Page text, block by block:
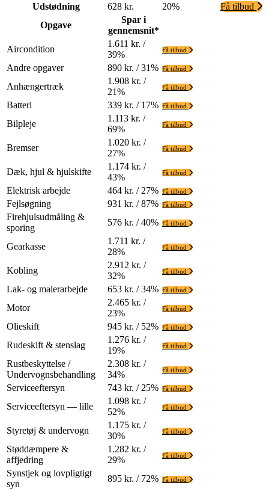
Udstødning
628 kr. 20%
Få tilbud
Opgave
Spar i
gennemsnit*
Aircondition
1.611 kr. /
39%
Få tilbud
Andre opgaver 890 kr. / 31% Få tilbud
Anhængertræk
1.908 kr. /
21%
Få tilbud
Batteri 339 kr. / 17% Få tilbud
Bilpleje
1.113 kr. /
69%
Få tilbud
Bremser
1.020 kr. /
27%
Få tilbud
Dæk, hjul & hjulskifte
1.174 kr. /
43%
Få tilbud
Elektrisk arbejde 464 kr. / 27% Få tilbud
Fejlsøgning 931 kr. / 87% Få tilbud
Firehjulsudmåling &
sporing
576 kr. / 40% Få tilbud
Gearkasse
1.711 kr. /
28%
Få tilbud
Kobling
2.912 kr. /
32%
Få tilbud
Lak- og malerarbejde 653 kr. / 34% Få tilbud
Motor
2.465 kr. /
23%
Få tilbud
Olieskift 945 kr. / 52% Få tilbud
Rudeskift & stenslag
1.276 kr. /
19%
Få tilbud
Rustbeskyttelse /
Undervognsbehandling
2.308 kr. /
34%
Få tilbud
Serviceeftersyn 743 kr. / 25% Få tilbud
Serviceeftersyn — lille
1.098 kr. /
52%
Få tilbud
Styretøj & undervogn
1.175 kr. /
30%
Få tilbud
Støddæmpere &
affjedring
1.282 kr. /
29%
Få tilbud
Synstjek og lovpligtigt
syn
895 kr. / 72% Få tilbud